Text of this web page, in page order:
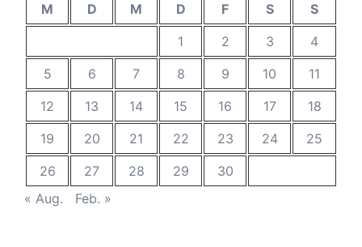
M D M D F S
S
1
2 3
4
5
6 7 8 9 10
11
12
13 14 15 16 17
18
19
20 21 22 23 24
25
26
27 28 29
30
« Aug.
Feb. »